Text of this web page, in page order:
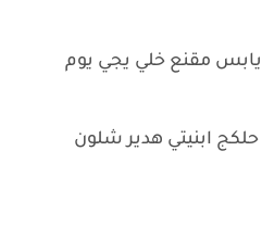
يابس مقنع خلي يجي يوم
ابنيتي هدير شلون